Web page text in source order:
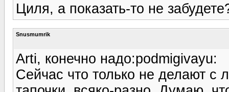
Циля, а показать-то не
Snusmumrik
Arti, конечно надо:podmigivayu:
Сейчас что только не делают с